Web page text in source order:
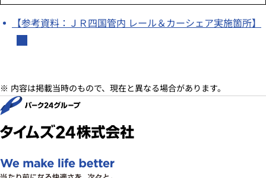
【参考資料：ＪＲ四国管内 レール＆カーシェア実施箇所】
内容は掲載当時のもので、現在と異なる場合があります。